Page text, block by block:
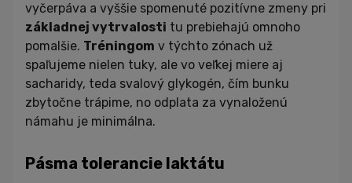
vyčerpáva a vyššie spomenuté pozitívne zmeny pri
základnej vytrvalosti tu prebiehajú omnoho
pomalšie. Tréningom v týchto zónach už
spaľujeme nielen tuky, ale vo veľkej miere aj
sacharidy, teda svalový glykogén, čím bunku
zbytočne trápime, no odplata za vynaloženú
námahu je minimálna.
Pásma tolerancie laktátu